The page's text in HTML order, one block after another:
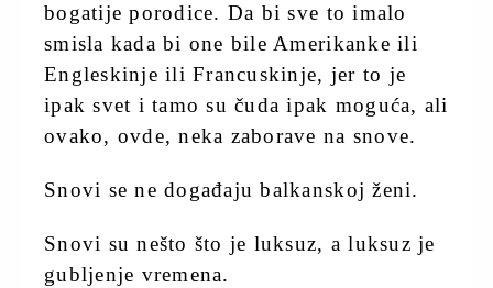
bogatije porodice. Da bi sve to imalo
smisla kada bi one bile Amerikanke ili
Engleskinje ili Francuskinje, jer to je
ipak svet i tamo su čuda ipak moguća, ali
ovako, ovde, neka zaborave na snove.
Snovi se ne događaju balkanskoj ženi.
Snovi su nešto što je luksuz, a luksuz je
gubljenje vremena.